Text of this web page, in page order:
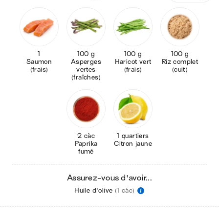
1
Saumon
(frais)
100 g
Asperges
vertes
(fraîches)
100 g
Haricot vert
(frais)
100 g
Riz complet
(cuit)
2 càc
Paprika
fumé
1 quartiers
Citron jaune
Assurez-vous d'avoir...
Huile d'olive (1 càc)